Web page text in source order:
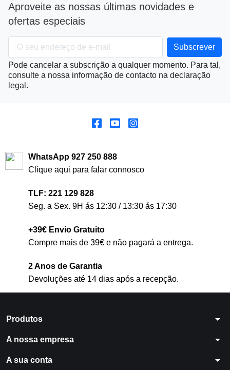
Aproveite as nossas últimas novidades e
ofertas especiais
Pode cancelar a subscrição a qualquer momento. Para tal,
consulte a nossa informação de contacto na declaração
legal.
WhatsApp 927 250 888
Clique aqui para falar connosco
TLF: 221 129 828
Seg. a Sex. 9H ás 12:30 / 13:30 ás 17:30
+39€ Envio Gratuito
Compre mais de 39€ e não pagará a entrega.
2 Anos de Garantia
Devoluções até 14 dias após a recepção.
Produtos arrow_drop_down
A nossa empresa arrow_drop_down
A sua conta arrow_drop_down